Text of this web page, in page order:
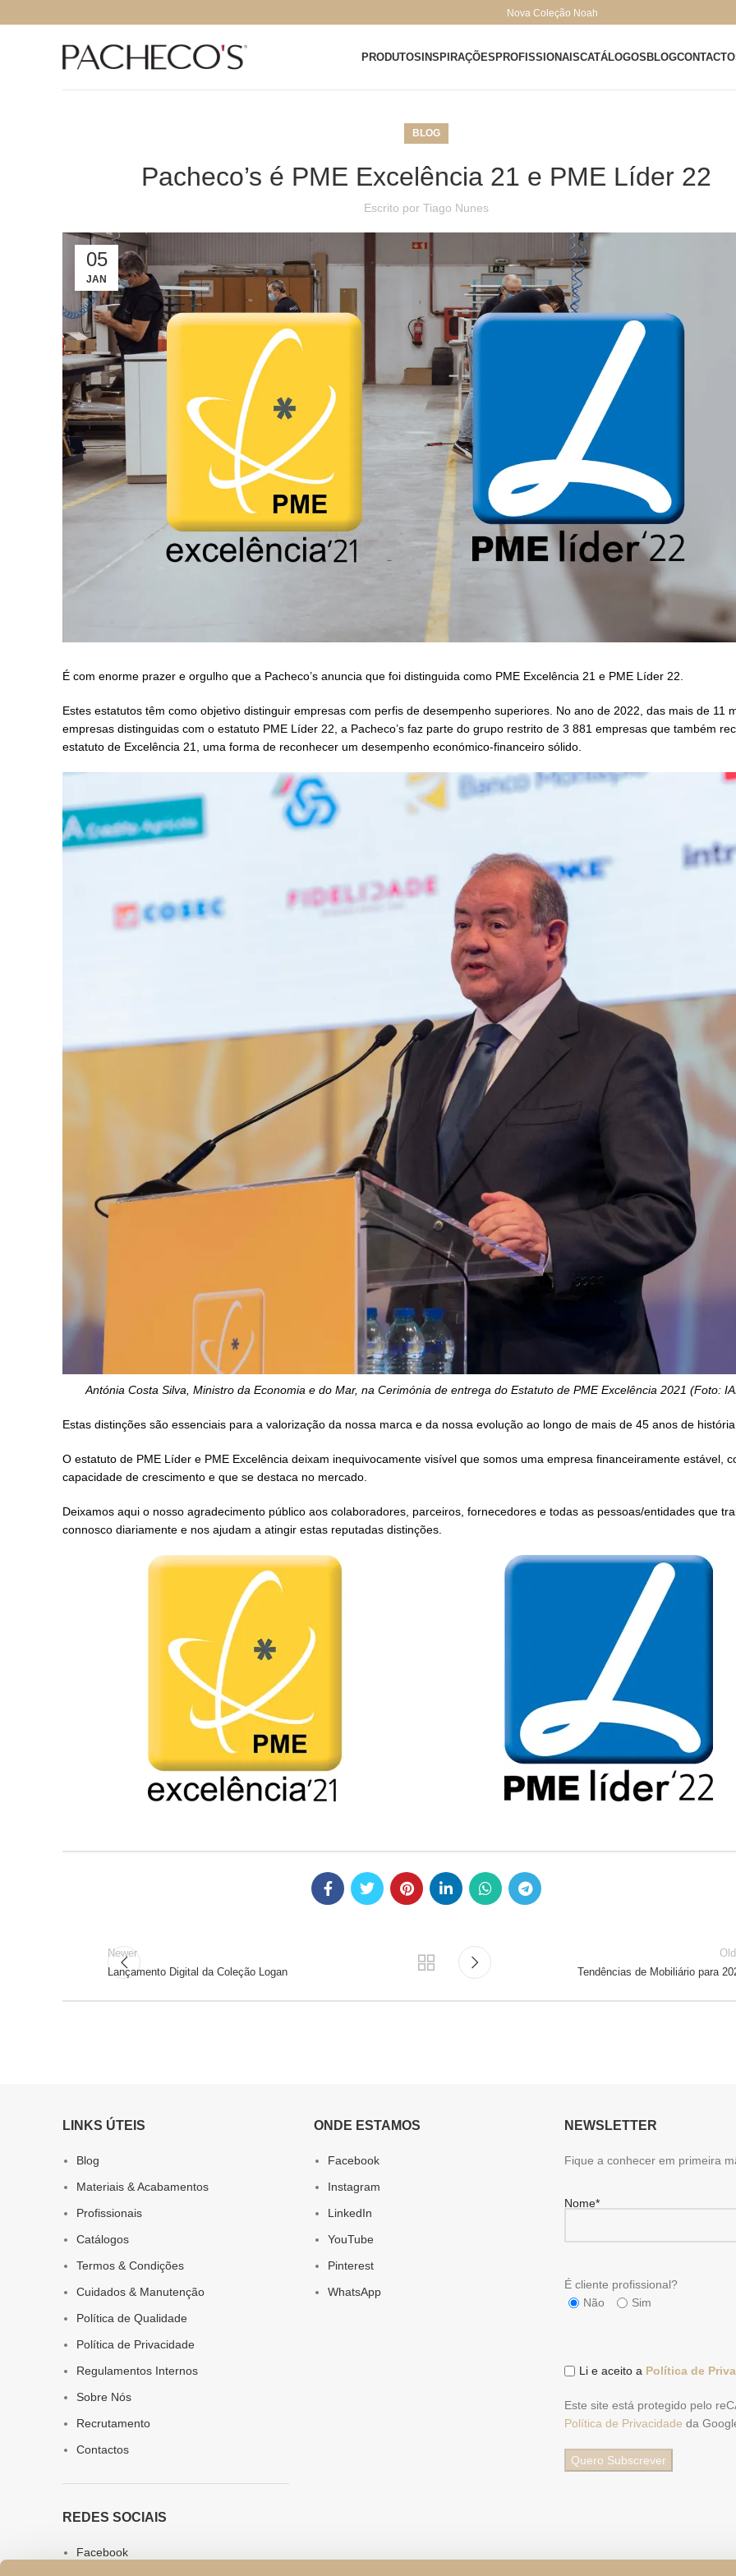
Nova Coleção Noah
PRODUTOS INSPIRAÇÕES PROFISSIONAISCATÁLOGOS BLOG
BLOG
Pacheco’s é PME Excelência 21 e PME Líder 22
Escrito porTiago Nunes
05
JAN
É com enorme prazer e orgulho que a Pacheco’s anuncia que foi distinguida como PME Excelência 21 e PME Líder 22.
Estes estatutos têm como objetivo distinguir empresas com perfis de desempenho superiores. No ano de 2022, das mais de 11
empresas distinguidas com o estatuto PME Líder 22, a Pacheco’s faz parte do grupo restrito de 3 881 empresas que também
estatuto de Excelência 21, uma forma de reconhecer um desempenho económico-financeiro sólido.
Antónia Costa Silva, Ministro da Economia e do Mar, na Cerimónia de entrega do Estatuto de PME Excelência 2021 (Foto:
Estas distinções são essenciais para a valorização da nossa marca e da nossa evolução ao longo de mais de 45 anos de história.
O estatuto de PME Líder e PME Excelência deixam inequivocamente visível que somos uma empresa financeiramente estável,
capacidade de crescimento e que se destaca no mercado.
Deixamos aqui o nosso agradecimento público aos colaboradores, parceiros, fornecedores e todas as pessoas/entidades que
connosco diariamente e nos ajudam a atingir estas reputadas distinções.
Newer
Lançamento Digital da Coleção Logan
Tendências de Mobiliário para
LINKS ÚTEIS
Blog
Materiais & Acabamentos
Profissionais
Catálogos
Termos & Condições
Cuidados & Manutenção
Política de Qualidade
Política de Privacidade
Regulamentos Internos
Sobre Nós
Recrutamento
Contactos
REDES SOCIAIS
Facebook
ONDE ESTAMOS
Facebook
Instagram
LinkedIn
YouTube
Pinterest
WhatsApp
NEWSLETTER
Fique a conhecer em primeira
Nome*
É cliente profissional?
Não
Sim
Li e aceito a Política de
Este site está protegido pelo
Política de Privacidade da